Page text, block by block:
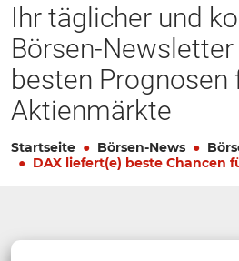
Ihr täglicher und
Börsen-
besten Prognosen
Aktienmärkte
Startseite Börsen-News
DAX liefert(e) beste Chancen